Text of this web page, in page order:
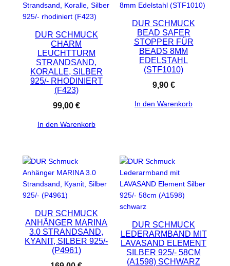
DUR SCHMUCK
CHARM
LEUCHTTURM
STRANDSAND,
KORALLE, SILBER
925/- RHODINIERT
(F423)
99,00 €
In den Warenkorb
DUR SCHMUCK
BEAD SAFER
STOPPER FÜR
BEADS 8MM
EDELSTAHL
(STF1010)
9,90 €
In den Warenkorb
DUR SCHMUCK
ANHÄNGER MARINA
3.0 STRANDSAND,
KYANIT, SILBER 925/-
(P4961)
DUR SCHMUCK
LEDERARMBAND MIT
LAVASAND ELEMENT
SILBER 925/- 58CM
(A1598) SCHWARZ